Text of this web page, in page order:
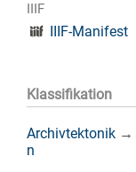
IIIF
IIIF-Manifest
Klassifikation
Archivtektonik →
n